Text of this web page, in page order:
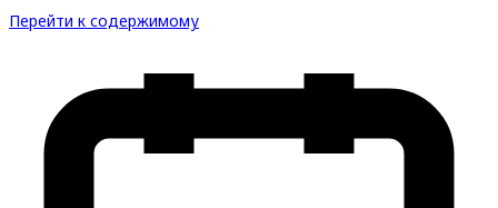
Перейти к содержимому